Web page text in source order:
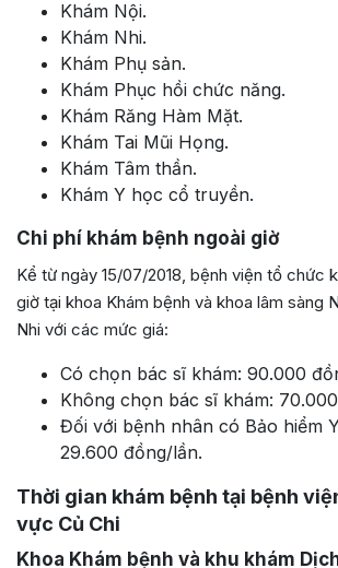
Khám Nội.
Khám Nhi.
Khám Phụ sản.
Khám Phục hồi chức năng.
Khám Răng Hàm Mặt.
Khám Tai Mũi Họng.
Khám Tâm thần.
Khám Y học cổ truyền.
Chi phí khám bệnh ngoài giờ
Kể từ ngày 15/07/2018, bệnh viện tổ chức
giờ tại khoa Khám bệnh và khoa lâm sàng
Nhi với các mức giá:
Có chọn bác sĩ khám: 90.000
Không chọn bác sĩ khám:
Đối với bệnh nhân có Bảo hiểm
29.600 đồng/lần.
Thời gian khám bệnh tại bệnh
vực Củ Chi
Khoa Khám bệnh và khu khám